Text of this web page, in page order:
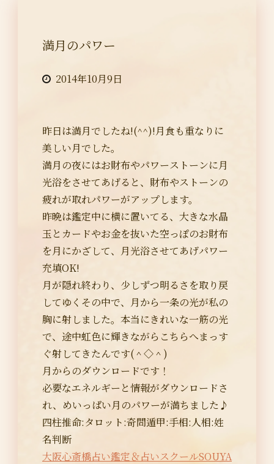
満月のパワー
2014年10月9日
昨日は満月でしたね!(^^)!月食も重なりに
美しい月でした。
満月の夜にはお財布やパワーストーンに月
光浴をさせてあげると、財布やストーンの
疲れが取れパワーがアップします。
昨晩は鑑定中に横に置いてる、大きな水晶
玉とカードやお金を抜いた空っぽのお財布
を月にかざして、月光浴させてあげパワー
充填OK!
月が隠れ終わり、少しずつ明るさを取り戻
してゆくその中で、月から一条の光が私の
胸に射しました。本当にきれいな一筋の光
で、途中虹色に輝きながらこちらへまっす
ぐ射してきたんです(＾◇＾)
月からのダウンロードです！
必要なエネルギーと情報がダウンロードさ
れ、めいっぱい月のパワーが満ちました♪
四柱推命:タロット:奇問遁甲:手相:人相:姓
名判断
大阪心斎橋占い鑑定＆占いスクールSOUYA